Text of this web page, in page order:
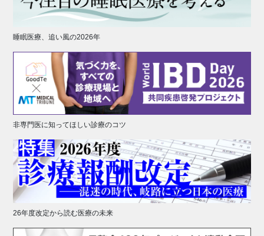
睡眠医療、追い風の2026年
非専門医に知ってほしい診療のコツ
26年度改定から読む医療の未来